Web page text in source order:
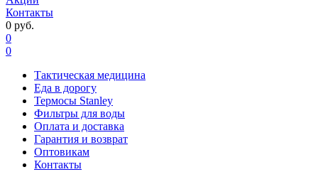
Контакты
0 руб.
0
0
Тактическая медицина
Еда в дорогу
Термосы Stanley
Фильтры для воды
Оплата и доставка
Гарантия и возврат
Оптовикам
Контакты